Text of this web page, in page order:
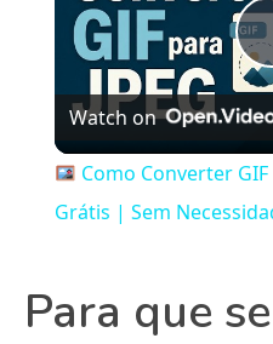
Watch on
Como Converter GIF
Grátis | Sem
Para que